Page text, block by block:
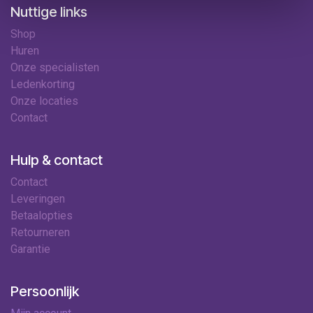
Nuttige links
Shop
Huren
Onze specialisten
Ledenkorting
Onze locaties
Contact
Hulp & contact
Contact
Leveringen
Betaalopties
Retourneren
Garantie
Persoonlijk